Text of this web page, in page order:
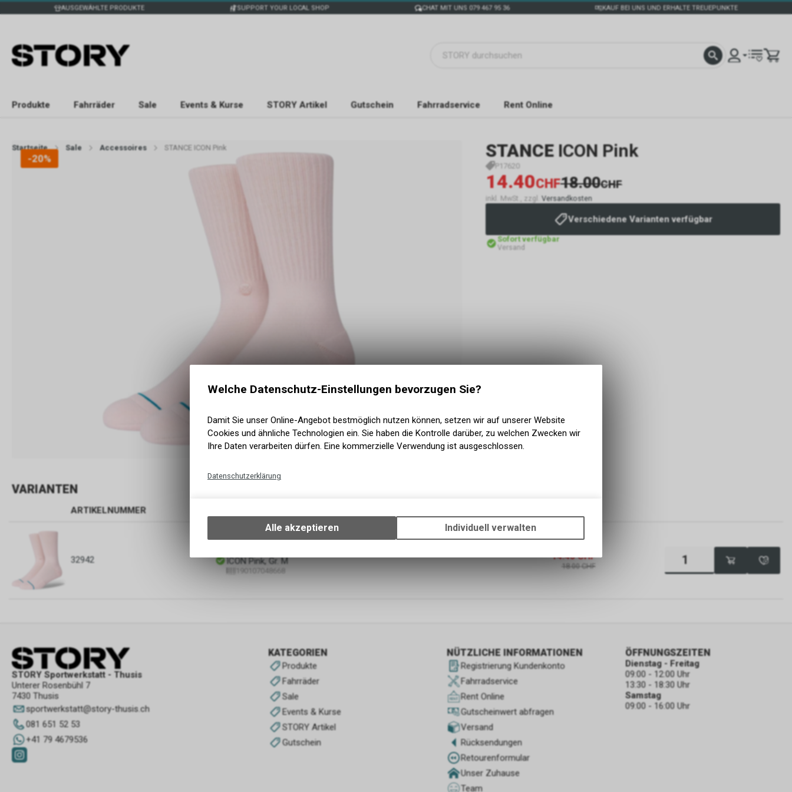
AUSGEWÄHLTE PRODUKTE SUPPORT YOUR LOCAL SHOP CHAT MIT UNS 079 467 95 36 KAUF BEI UNS UND ERHALTE TREUEPUNKTE
Produkte Fahrräder Sale Events & Kurse STORY Artikel Gutschein Fahrradservice Rent Online
Startseite Sale Accessoires STANCE ICON Pink
-20% STANCE ICON Pink
P17620
14.40CHF18.00CHF
inkl. MwSt., zzgl. Versandkosten
Verschiedene Varianten verfügbar
Sofort verfügbar
Versand
VARIANTEN
ARTIKELNUMMER
32942 ICON Pink, Gr. M
190107048668
14.40 CHF
18.00 CHF
STORY Sportwerkstatt - Thusis
Unterer Rosenbühl 7
7430 Thusis
sportwerkstatt@story-thusis.ch
081 651 52 53
+41 79 4679536
KATEGORIEN
Produkte
Fahrräder
Sale
Events & Kurse
STORY Artikel
Gutschein
NÜTZLICHE INFORMATIONEN
Registrierung Kundenkonto
Fahrradservice
Rent Online
Gutscheinwert abfragen
Versand
Rücksendungen
Retourenformular
Unser Zuhause
Team
ÖFFNUNGSZEITEN
Dienstag - Freitag
09:00 - 12:00 Uhr
13:30 - 18:30 Uhr
Samstag
09:00 - 16:00 Uhr
Welche Datenschutz-Einstellungen bevorzugen Sie?
Damit Sie unser Online-Angebot bestmöglich nutzen können, setzen wir auf unserer Website
Cookies und ähnliche Technologien ein. Sie haben die Kontrolle darüber, zu welchen Zwecken wir
Ihre Daten verarbeiten dürfen. Eine kommerzielle Verwendung ist ausgeschlossen.
Datenschutzerklärung
Ihrem Gerät, um die grundlegenden Funktionen unseres Online-Angebots, wie die
Verwendung des Warenkorbs, zu ermöglichen. Bitte beachten Sie, dass die
zulassen.
Alle akzeptieren Individuell verwalten